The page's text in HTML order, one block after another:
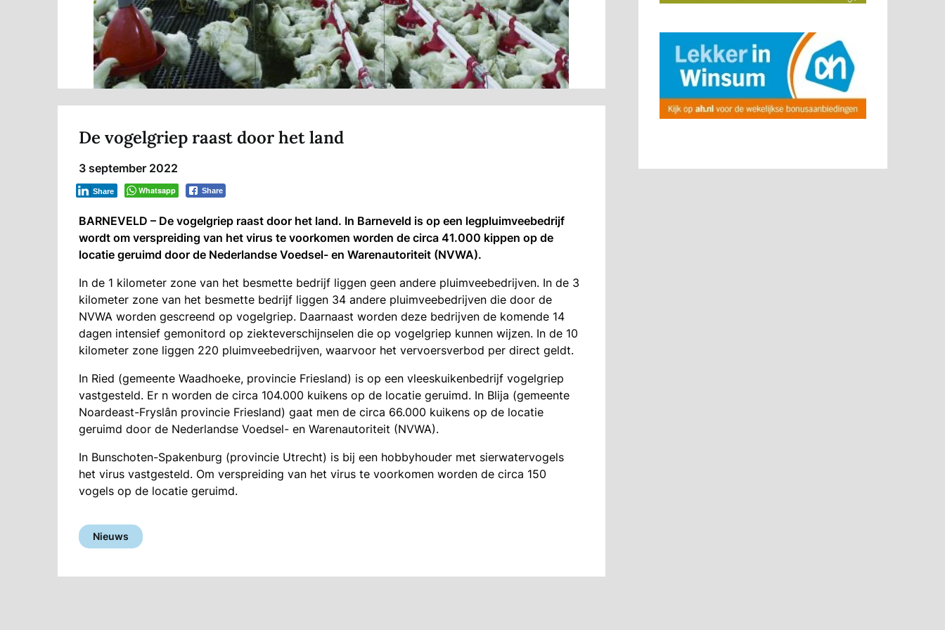
De vogelgriep raast door het land
3 september 2022
Whatsapp Share
Share
BARNEVELD – De vogelgriep raast door het land. In Barneveld is op een legpluimveebedrijf
wordt om verspreiding van het virus te voorkomen worden de circa 41.000 kippen op de
locatie geruimd door de Nederlandse Voedsel- en Warenautoriteit (NVWA).
In de 1 kilometer zone van het besmette bedrijf liggen geen andere pluimveebedrijven. In de 3
kilometer zone van het besmette bedrijf liggen 34 andere pluimveebedrijven die door de
NVWA worden gescreend op vogelgriep. Daarnaast worden deze bedrijven de komende 14
dagen intensief gemonitord op ziekteverschijnselen die op vogelgriep kunnen wijzen. In de 10
kilometer zone liggen 220 pluimveebedrijven, waarvoor het vervoersverbod per direct geldt.
In Ried (gemeente Waadhoeke, provincie Friesland) is op een vleeskuikenbedrijf vogelgriep
vastgesteld. Er n worden de circa 104.000 kuikens op de locatie geruimd. In Blija (gemeente
Noardeast-Fryslân provincie Friesland) gaat men de circa 66.000 kuikens op de locatie
geruimd door de Nederlandse Voedsel- en Warenautoriteit (NVWA).
In Bunschoten-Spakenburg (provincie Utrecht) is bij een hobbyhouder met sierwatervogels
het virus vastgesteld. Om verspreiding van het virus te voorkomen worden de circa 150
vogels op de locatie geruimd.
Nieuws